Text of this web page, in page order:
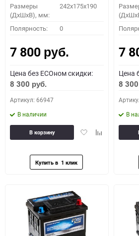
Размеры
(ДхШхВ), мм:
242x175x190
Полярность: 0
7 800 руб.
Цена без ECOном скидки:
8 300 руб.
Артикул: 66947
В наличии
ДобавитьДобавить
В корзину
7
Цена
8 300
В